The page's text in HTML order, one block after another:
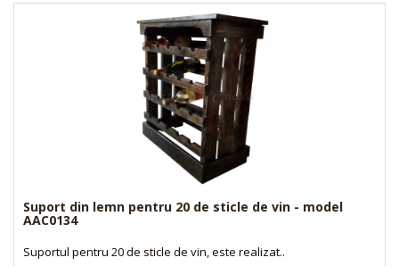
Suport din lemn pentru 20 de sticle de vin - model
AAC0134
Suportul pentru 20 de sticle de vin, este realizat..